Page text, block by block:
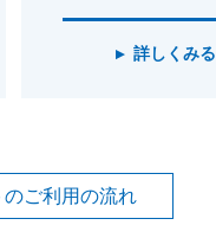
詳しくみる
のご利用の流れ